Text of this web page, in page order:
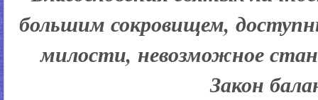
большим сокровищем,
милости, невозможное
Закон